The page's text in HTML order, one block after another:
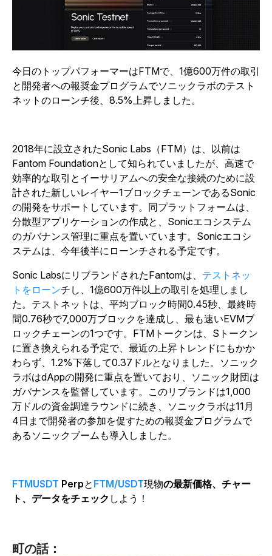
今日のトップパフォーマーはFTMで、1億600万件の取引
と開発者への報奨金プログラムでソニックラボのテスト
ネットのローンチ後、8.5%上昇しました。
2018年に設立されたSonic Labs（FTM）は、以前は
Fantom Foundationとして知られていましたが、高速で
効率的な取引とイーサリアムへの安全な接続のために設
計された新しいレイヤー1ブロックチェーンであるSonic
の開発をサポートしています。同プラットフォームは、
分散型アプリケーションの作成と、Sonicエコシステム
のガバナンス管理に重点を置いています。Sonicエコシ
ステムは、今年後半にローンチされる予定です。
Sonic LabsにリブランドされたFantomは、 テストネッ
トをローンチ し、1億600万件以上の取引を処理しまし
た。テストネットは、平均ブロック時間0.45秒、最終時
間0.76秒で7,000万ブロックを達成し、最も速いEVMブ
ロックチェーンの1つです。FTMトークンは、Sトークン
に置き換えられる予定で、最近の上昇トレンドにもかか
わらず、1.2%下落して0.37ドルとなりました。ソニック
ラボはdAppの開発に重点を置いており、ソニック財団は
ガバナンスを監督しています。このリブランドは1,000
万ドルの資金調達ラウンドに続き、ソニックラボは11月
4日まで開発者の参加を促すための報奨金プログラムで
あるソニックブームも導入しました。
FTMUSDT Perpと FTM/USDT現物の最新価格、チャー
ト、データをチェック しよう！
町の話：